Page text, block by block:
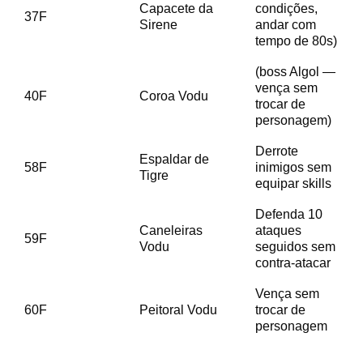
37F
Capacete da
Sirene
condições,
andar com
tempo de 80s)
40F Coroa Vodu
(boss Algol —
vença sem
trocar de
personagem)
58F
Espaldar de
Tigre
Derrote
inimigos sem
equipar skills
59F
Caneleiras
Vodu
Defenda 10
ataques
seguidos sem
contra-atacar
60F Peitoral Vodu
Vença sem
trocar de
personagem